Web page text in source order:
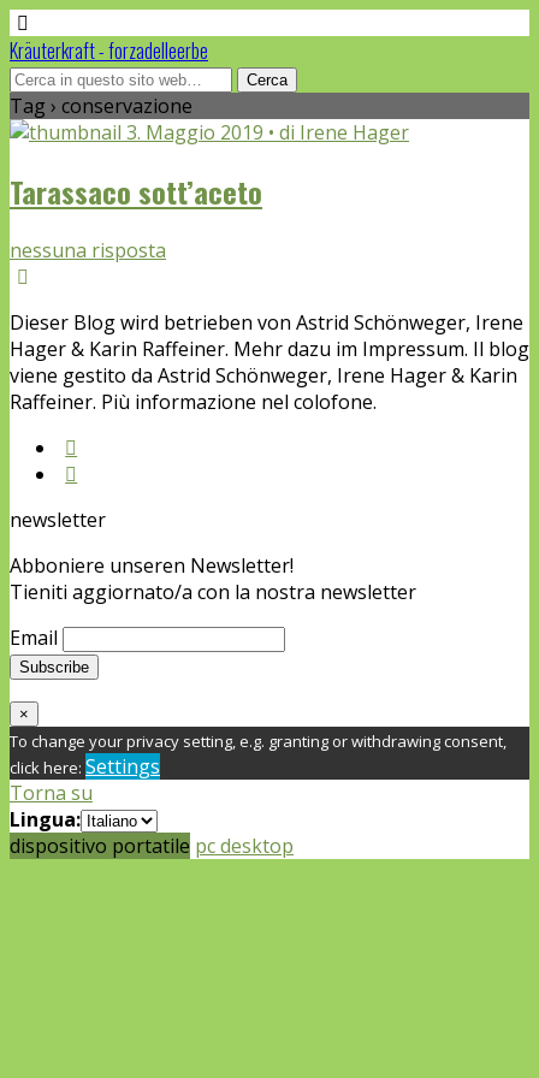
Kräuterkraft - forzadelleerbe
Tag › conservazione
3. Maggio 2019 • di Irene Hager
Tarassaco sott’aceto
nessuna risposta
Dieser Blog wird betrieben von Astrid Schönweger, Irene
Hager & Karin Raffeiner. Mehr dazu im Impressum. Il blog
viene gestito da Astrid Schönweger, Irene Hager & Karin
Raffeiner. Più informazione nel colofone.
newsletter
Abboniere unseren Newsletter!
Tieniti aggiornato/a con la nostra newsletter
Email
×
To change your privacy setting, e.g. granting or withdrawing consent,
click here: Settings
Torna su
Lingua:
dispositivo portatile pc desktop